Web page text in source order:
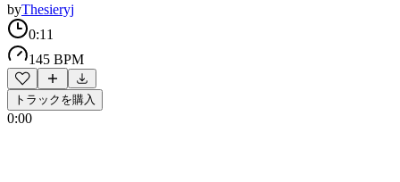
byThesieryj
0:11
145 BPM
トラックを購入
0:00